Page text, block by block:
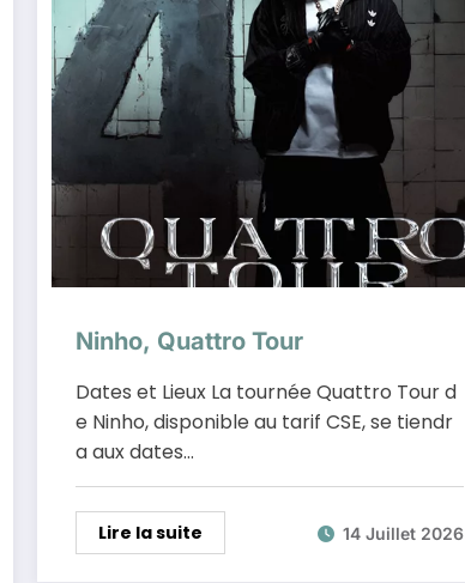
Ninho, Quattro Tour
Dates et Lieux La tournée Quattro Tour d
e Ninho, disponible au tarif CSE, se tiendr
a aux dates…
Lire la suite 14 Juillet 2026